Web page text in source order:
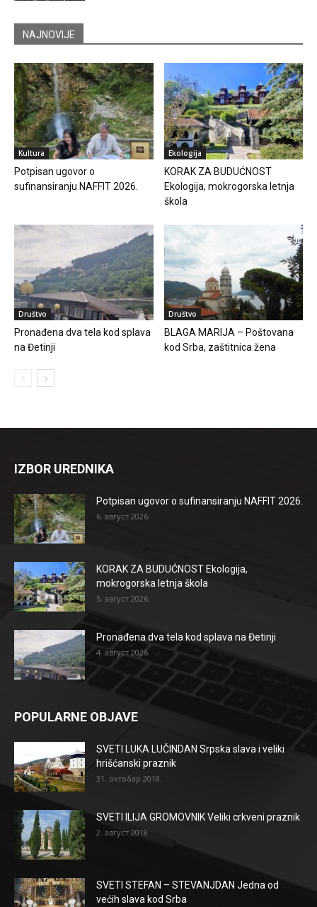
NAJNOVIJE
Kultura
Potpisan ugovor o
sufinansiranju NAFFIT 2026.
Ekologija
KORAK ZA BUDUĆNOST
Ekologija, mokrogorska letnja
škola
Društvo
Pronađena dva tela kod splava
na Đetinji
Društvo
BLAGA MARIJA – Poštovana
kod Srba, zaštitnica žena
IZBOR UREDNIKA
Potpisan ugovor o sufinansiranju NAFFIT 2026.
6. август 2026.
KORAK ZA BUDUĆNOST Ekologija,
mokrogorska letnja škola
5. август 2026.
Pronađena dva tela kod splava na Đetinji
4. август 2026.
POPULARNE OBJAVE
SVETI LUKA LUČINDAN Srpska slava i veliki
hrišćanski praznik
31. октобар 2018.
SVETI ILIJA GROMOVNIK Veliki crkveni praznik
2. август 2018.
SVETI STEFAN – STEVANJDAN Jedna od
većih slava kod Srba